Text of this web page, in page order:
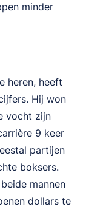
minder
heren, heeft
Hij won
vocht zijn
9 keer
partijen
boksers.
mannen
dollars te